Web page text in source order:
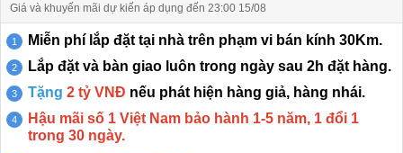
Giá và khuyến mãi dự kiến áp dụng đến 23:00 15/08
Miễn phí lắp đặt tại nhà trên phạm vi bán kính 30Km.
Lắp đặt và bàn giao luôn trong ngày sau 2h đặt hàng.
Tặng 2 tỷ VNĐ nếu phát hiện hàng giả, hàng nhái.
Hậu mãi số 1 Việt Nam bảo hành 1-5 năm, 1 đổi 1
trong 30 ngày.